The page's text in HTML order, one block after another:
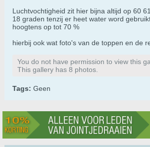
Luchtvochtigheid zit hier bijna altijd op 60
18 graden tenzij er heet water word
hoogtens op tot 70 %
hierbij ook wat foto's van de toppen en de
You do not have permission to view this
This gallery has 8 photos.
Tags: Geen